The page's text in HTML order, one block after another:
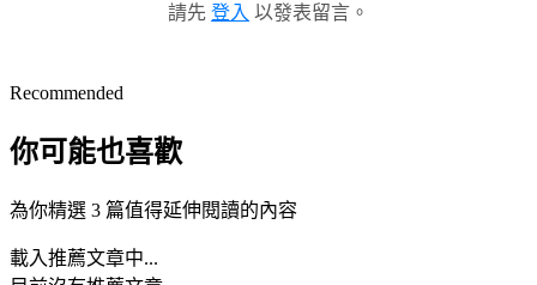
請先 登入 以發表留言。
Recommended
你可能也喜歡
為你精選 3 篇值得延伸閱讀的內容
載入推薦文章中...